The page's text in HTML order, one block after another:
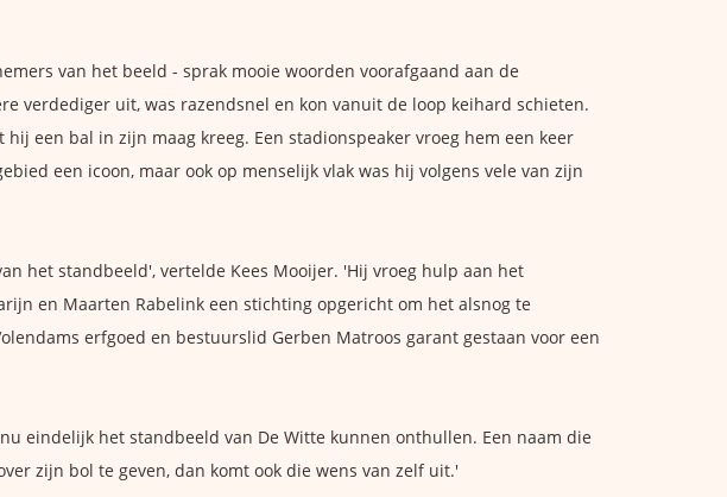
van het beeld - sprak mooie woorden voorafgaand aan de
verdediger uit, was razendsnel en kon vanuit de loop keihard schieten.
een bal in zijn maag kreeg. Een stadionspeaker vroeg hem een keer
een icoon, maar ook op menselijk vlak was hij volgens vele van zijn
het standbeeld', vertelde Kees Mooijer. 'Hij vroeg hulp aan het
en Maarten Rabelink een stichting opgericht om het alsnog te
erfgoed en bestuurslid Gerben Matroos garant gestaan voor een
eindelijk het standbeeld van De Witte kunnen onthullen. Een naam die
zijn bol te geven, dan komt ook die wens van zelf uit.'